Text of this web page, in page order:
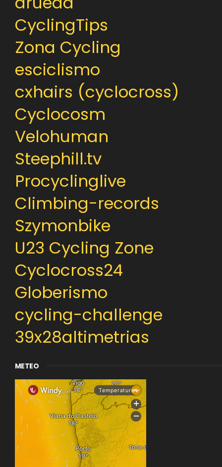
CyclingTips
Zona Cycling
esciclismo
cxhairs (cyclocross)
Cyclocosm
Velohuman
Steephill.tv
Procyclinglive
Climbing-records
Szymonbike
U23 Cycling Zone
Cyclocross24
Globerismo
cycling-challenge
39x28altimetrias
METEO